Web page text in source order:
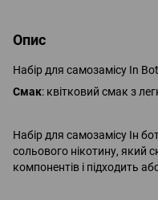
Опис
Набір для самозамісу In
Смак: квітковий смак з
Набір для самозамісу Ін
сольового нікотину, який
компонентів і підходить